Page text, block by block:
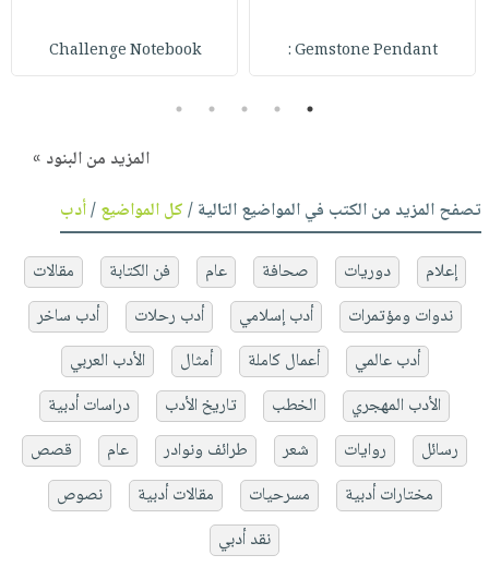
Gemstone Pendant :
Challenge Notebook
1
2
3
4
5
المزيد من البنود »
تصفح المزيد من الكتب في المواضيع التالية /كل المواضيع/أدب
إعلام دوريات صحافة عام فن الكتابة
مقالات
ندوات ومؤتمرات
أدب إسلامي أدب رحلات
أدب ساخر
أدب عالمي
أعمال كاملة أمثال
الأدب العربي
الأدب المهجري
الخطب تاريخ الأدب
دراسات أدبية
رسائل
روايات شعر طرائف ونوادر عام
قصص
مختارات أدبية
مسرحيات مقالات أدبية
نصوص
نقد أدبي